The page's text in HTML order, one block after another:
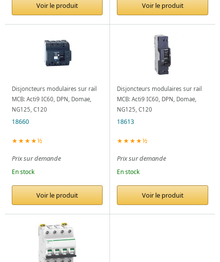
Voir le produit Voir le produit
Disjoncteurs modulaires sur rail
MCB: Acti9 IC60, DPN, Domae,
NG125, C120
18660
★★★★½
Prix sur demande
En stock
Voir le produit
Disjoncteurs modulaires sur rail
MCB: Acti9 IC60, DPN, Domae,
NG125, C120
18613
★★★★½
Prix sur demande
En stock
Voir le produit